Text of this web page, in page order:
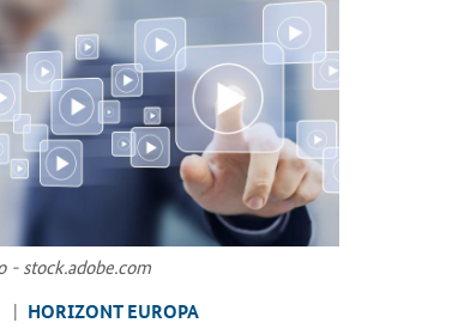
stock.adobe.com
HO­RI­ZONT EU­RO­PA